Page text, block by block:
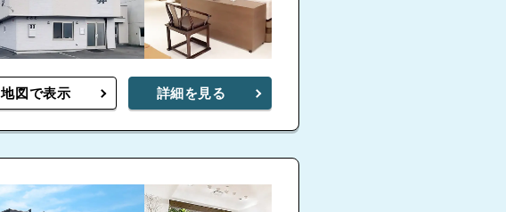
地図で表示 詳細を見る